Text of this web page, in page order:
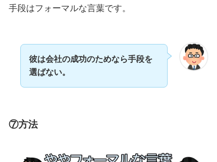
手段はフォーマルな言葉です。
彼は会社の成功のためなら手段を
選ばない。
⑦方法